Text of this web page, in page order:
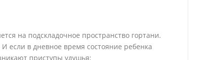
на подскладочное пространство гортани.
если в дневное время состояние ребенка
приступы удушья: